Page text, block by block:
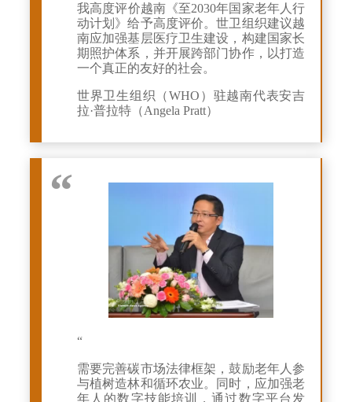
我高度评价越南《至2030年国家老年人行
动计划》给予高度评价。世卫组织建议越
南应加强基层医疗卫生建设，构建国家长
期照护体系，并开展跨部门协作，以打造
一个真正的友好的社会。
世界卫生组织（WHO）驻越南代表安吉
拉·普拉特（Angela Pratt）
“
需要完善碳市场法律框架，鼓励老年人参
与植树造林和循环农业。同时，应加强老
年人的数字技能培训，通过数字平台发